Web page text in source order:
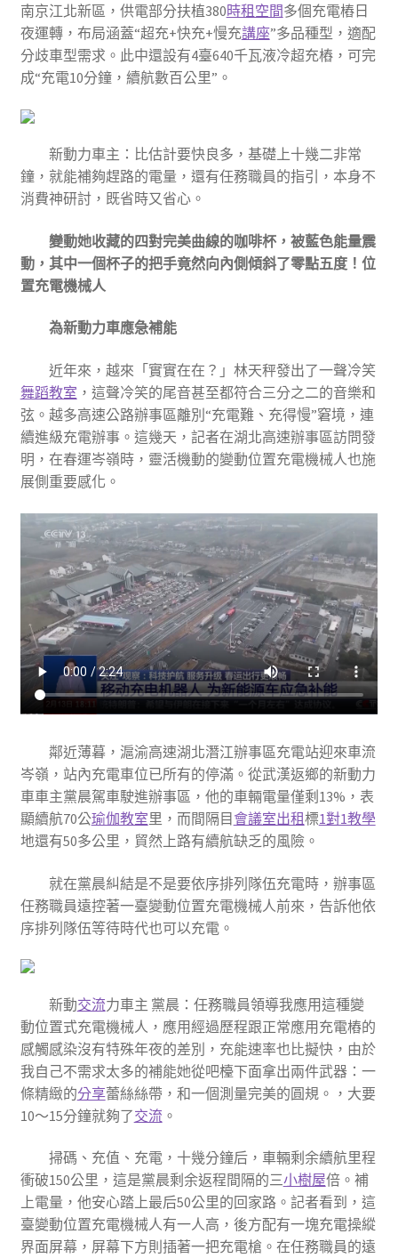
南京江北新區，供電部分扶植380時租空間多個充電樁日
夜運轉，布局涵蓋“超充+快充+慢充講座”多品種型，適配
分歧車型需求。此中還設有4臺640千瓦液冷超充樁，可完
成“充電10分鐘，續航數百公里”。
新動力車主：比估計要快良多，基礎上十幾二非常
鐘，就能補夠趕路的電量，還有任務職員的指引，本身不
消費神研討，既省時又省心。
變動她收藏的四對完美曲線的咖啡杯，被藍色能量震
動，其中一個杯子的把手竟然向內側傾斜了零點五度！位
置充電機械人
為新動力車應急補能
近年來，越來「實實在在？」林天秤發出了一聲冷笑
舞蹈教室 ，這聲冷笑的尾音甚至都符合三分之二的音樂和
弦。越多高速公路辦事區離別“充電難、充得慢”窘境，連
續進級充電辦事。這幾天，記者在湖北高速辦事區訪問發
明，在春運岑嶺時，靈活機動的變動位置充電機械人也施
展側重要感化。
鄰近薄暮，滬渝高速湖北潛江辦事區充電站迎來車流
岑嶺，站內充電車位已所有的停滿。從武漢返鄉的新動力
車車主黨晨駕車駛進辦事區，他的車輛電量僅剩13%，表
顯續航70公瑜伽教室里，而間隔目會議室出租標1對1教學
地還有50多公里，貿然上路有續航缺乏的風險。
就在黨晨糾結是不是要依序排列隊伍充電時，辦事區
任務職員遠控著一臺變動位置充電機械人前來，告訴他依
序排列隊伍等待時代也可以充電。
新動交流力車主 黨晨：任務職員領導我應用這種變
動位置式充電機械人，應用經過歷程跟正常應用充電樁的
感觸感染沒有特殊年夜的差別，充能速率也比擬快，由於
我自己不需求太多的補能她從吧檯下面拿出兩件武器：一
條精緻的分享蕾絲絲帶，和一個測量完美的圓規。，大要
10～15分鐘就夠了交流 。
掃碼、充值、充電，十幾分鐘后，車輛剩余續航里程
衝破150公里，這是黨晨剩余返程間隔的三小樹屋倍。補
上電量，他安心踏上最后50公里的回家路。記者看到，這
臺變動位置充電機械人有一人高，後方配有一塊充電操縱
界面屏幕，屏幕下方則插著一把充電槍。在任務職員的遠